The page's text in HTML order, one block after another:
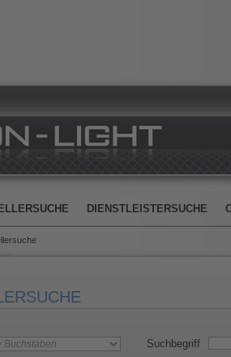
DIENSTLEISTERSUCHE
Suchbegriff